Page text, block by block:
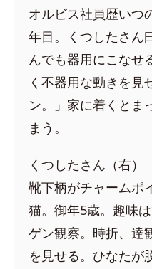
オルビス社員歴いつ
年目。くつしたさん
んでも器用にこなせ
く不器用な動きを見
ン。」家に着くとま
まう。
くつしたさん（右）
靴下柄がチャームポ
猫。御年5歳。趣味
ゲン観察。時折、達
を見せる。ひなたが